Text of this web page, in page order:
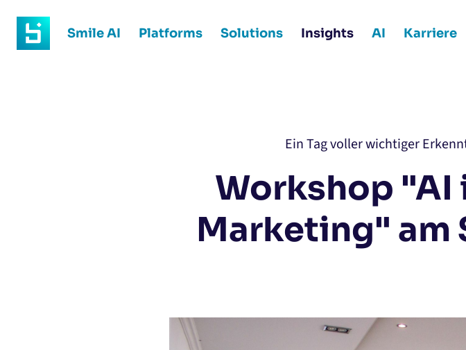
Smile AI Platforms Solutions Insights AI Karriere
Ein Tag voller wichtiger
Workshop "AI
Marketing" am